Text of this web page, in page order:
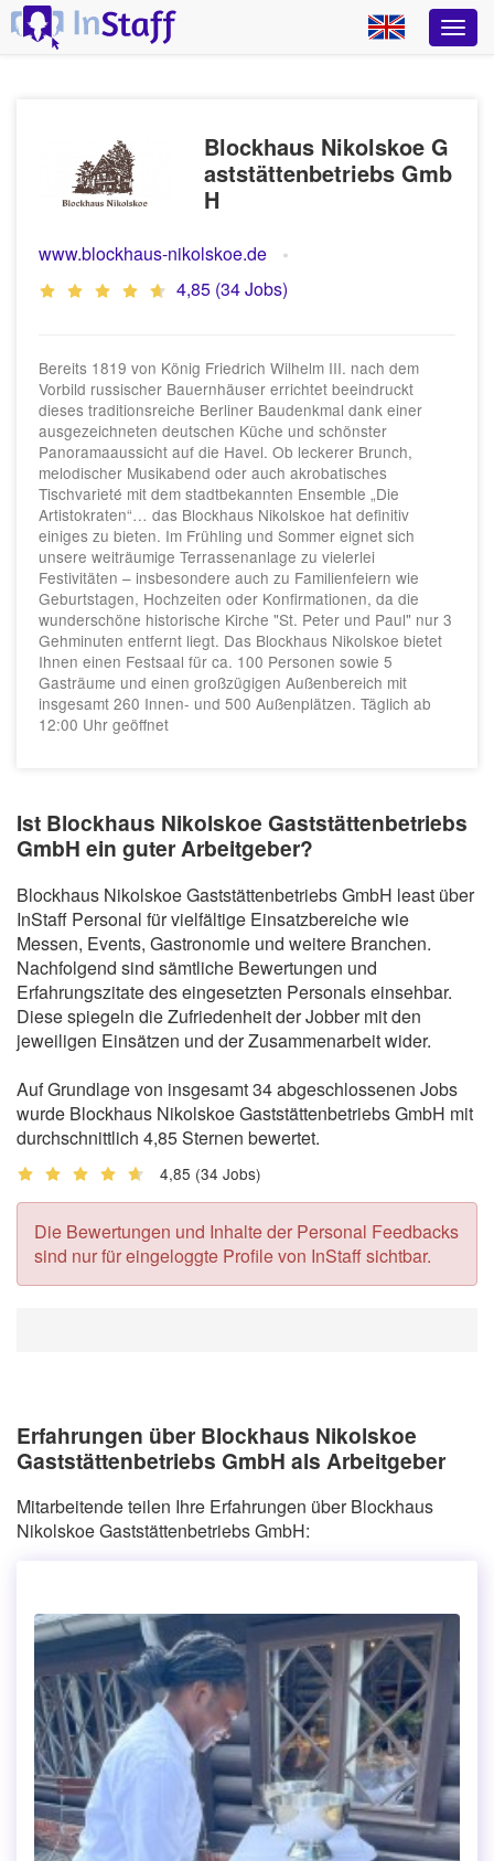
Blockhaus Nikolskoe G
aststättenbetriebs Gmb
H
www.blockhaus-nikolskoe.de
4,85 (34 Jobs)
Bereits 1819 von König Friedrich Wilhelm III. nach dem
Vorbild russischer Bauernhäuser errichtet beeindruckt
dieses traditionsreiche Berliner Baudenkmal dank einer
ausgezeichneten deutschen Küche und schönster
Panoramaaussicht auf die Havel. Ob leckerer Brunch,
melodischer Musikabend oder auch akrobatisches
Tischvarieté mit dem stadtbekannten Ensemble „Die
Artistokraten“… das Blockhaus Nikolskoe hat definitiv
einiges zu bieten. Im Frühling und Sommer eignet sich
unsere weiträumige Terrassenanlage zu vielerlei
Festivitäten – insbesondere auch zu Familienfeiern wie
Geburtstagen, Hochzeiten oder Konfirmationen, da die
wunderschöne historische Kirche "St. Peter und Paul" nur 3
Gehminuten entfernt liegt. Das Blockhaus Nikolskoe bietet
Ihnen einen Festsaal für ca. 100 Personen sowie 5
Gasträume und einen großzügigen Außenbereich mit
insgesamt 260 Innen- und 500 Außenplätzen. Täglich ab
12:00 Uhr geöffnet
Ist Blockhaus Nikolskoe Gaststättenbetriebs
GmbH ein guter Arbeitgeber?
Blockhaus Nikolskoe Gaststättenbetriebs GmbH least über
InStaff Personal für vielfältige Einsatzbereiche wie
Messen, Events, Gastronomie und weitere Branchen.
Nachfolgend sind sämtliche Bewertungen und
Erfahrungszitate des eingesetzten Personals einsehbar.
Diese spiegeln die Zufriedenheit der Jobber mit den
jeweiligen Einsätzen und der Zusammenarbeit wider.
Auf Grundlage von insgesamt 34 abgeschlossenen Jobs
wurde Blockhaus Nikolskoe Gaststättenbetriebs GmbH mit
durchschnittlich 4,85 Sternen bewertet.
4,85 (34 Jobs)
Die Bewertungen und Inhalte der Personal Feedbacks
sind nur für eingeloggte Profile von InStaff sichtbar.
Erfahrungen über Blockhaus Nikolskoe
Gaststättenbetriebs GmbH als Arbeitgeber
Mitarbeitende teilen Ihre Erfahrungen über Blockhaus
Nikolskoe Gaststättenbetriebs GmbH: